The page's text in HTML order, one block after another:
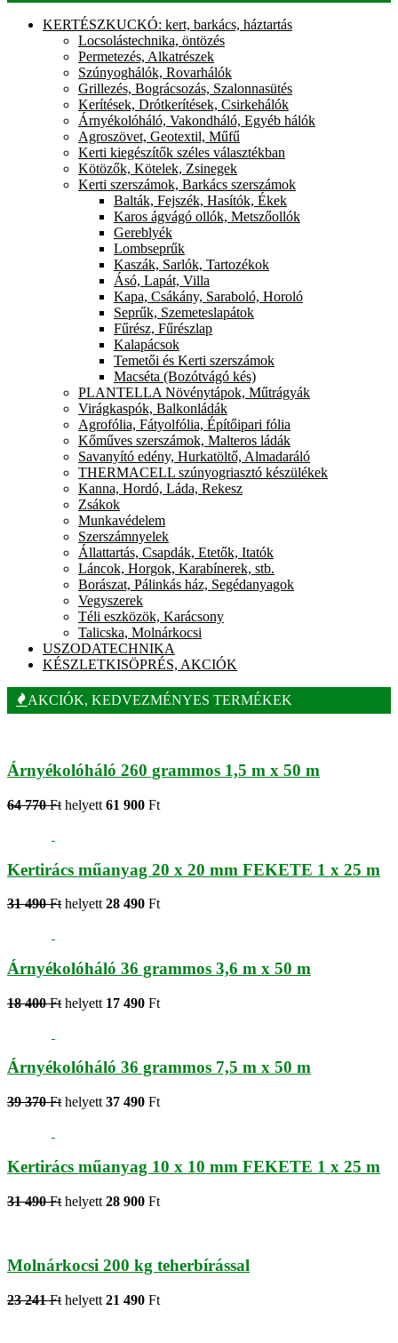
KERTÉSZKUCKÓ: kert, barkács, háztartás
Locsolástechnika, öntözés
Permetezés, Alkatrészek
Szúnyoghálók, Rovarhálók
Grillezés, Bográcsozás, Szalonnasütés
Kerítések, Drótkerítések, Csirkehálók
Árnyékolóháló, Vakondháló, Egyéb hálók
Agroszövet, Geotextil, Műfű
Kerti kiegészítők széles választékban
Kötözők, Kötelek, Zsinegek
Kerti szerszámok, Barkács szerszámok
Balták, Fejszék, Hasítók, Ékek
Karos ágvágó ollók, Metszőollók
Gereblyék
Lombseprűk
Kaszák, Sarlók, Tartozékok
Ásó, Lapát, Villa
Kapa, Csákány, Saraboló, Horoló
Seprűk, Szemeteslapátok
Fűrész, Fűrészlap
Kalapácsok
Temetői és Kerti szerszámok
Macséta (Bozótvágó kés)
PLANTELLA Növénytápok, Műtrágyák
Virágkaspók, Balkonládák
Agrofólia, Fátyolfólia, Építőipari fólia
Kőműves szerszámok, Malteros ládák
Savanyító edény, Hurkatöltő, Almadaráló
THERMACELL szúnyogriasztó készülékek
Kanna, Hordó, Láda, Rekesz
Zsákok
Munkavédelem
Szerszámnyelek
Állattartás, Csapdák, Etetők, Itatók
Láncok, Horgok, Karabínerek, stb.
Borászat, Pálinkás ház, Segédanyagok
Vegyszerek
Téli eszközök, Karácsony
Talicska, Molnárkocsi
USZODATECHNIKA
KÉSZLETKISÖPRÉS, AKCIÓK
AKCIÓK, KEDVEZMÉNYES TERMÉKEK
Árnyékolóháló 260 grammos 1,5 m x 50 m
64 770 Ft helyett 61 900 Ft
Kertirács műanyag 20 x 20 mm FEKETE 1 x 25 m
31 490 Ft helyett 28 490 Ft
Árnyékolóháló 36 grammos 3,6 m x 50 m
18 400 Ft helyett 17 490 Ft
Árnyékolóháló 36 grammos 7,5 m x 50 m
39 370 Ft helyett 37 490 Ft
Kertirács műanyag 10 x 10 mm FEKETE 1 x 25 m
31 490 Ft helyett 28 900 Ft
Molnárkocsi 200 kg teherbírással
23 241 Ft helyett 21 490 Ft